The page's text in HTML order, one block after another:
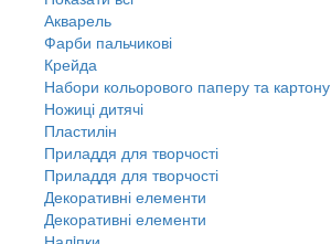
Акварель
Фарби пальчикові
Крейда
Набори кольорового паперу та картону
Ножиці дитячі
Пластилін
Приладдя для творчості
Приладдя для творчості
Декоративні елементи
Декоративні елементи